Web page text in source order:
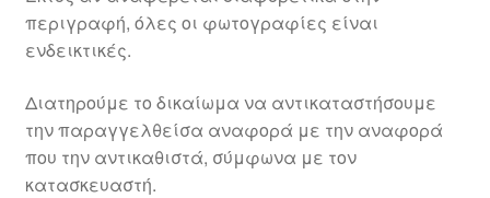
περιγραφή, όλες οι φωτογραφίες είναι
ενδεικτικές.
Διατηρούμε το δικαίωμα να αντικαταστήσουμε
την παραγγελθείσα αναφορά με την αναφορά
που την αντικαθιστά, σύμφωνα με τον
κατασκευαστή.